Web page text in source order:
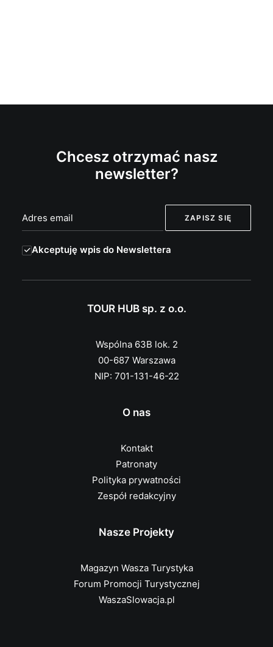
Chcesz otrzymać nasz
newsletter?
Akceptuję wpis do Newslettera
TOUR HUB sp. z o.o.
Wspólna 63B lok. 2
00-687 Warszawa
NIP: 701-131-46-22
O nas
Kontakt
Patronaty
Polityka prywatności
Zespół redakcyjny
Nasze Projekty
Magazyn Wasza Turystyka
Forum Promocji Turystycznej
WaszaSlowacja.pl